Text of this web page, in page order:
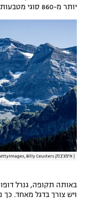
יותר מ-860 סוגי מטבעות שונים במחזור.
אימג'בנק GettyImages, Billy Ceusters
באותה תקופה, גנרל
ויש צורך בדגל מאחד. כך